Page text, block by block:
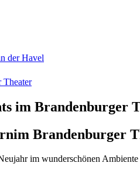
der Havel
Theater
im Brandenburger
im Brandenburger
im wunderschönen